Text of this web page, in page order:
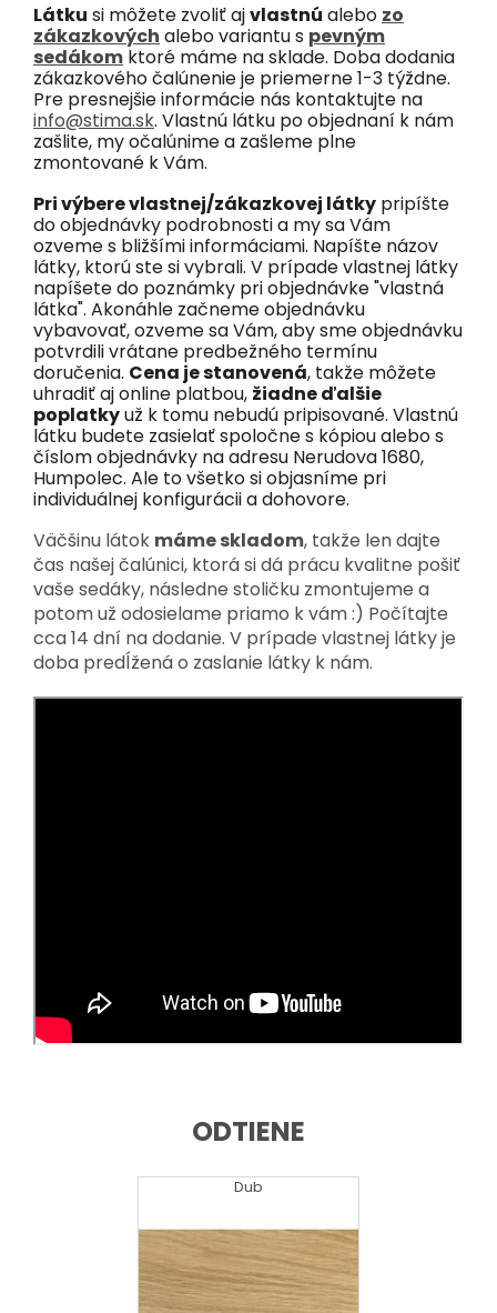
Látku si môžete zvoliť ajvlastnú alebo zo
zákazkových alebo variantu s pevným
sedákom ktoré máme na sklade. Doba dodania
zákazkového čalúnenie je priemerne 1-3 týždne.
Pre presnejšie informácie nás kontaktujte na
info@stima.sk. Vlastnú látku po objednaní k nám
zašlite, my očalúnime a zašleme plne
zmontované k Vám.
Pri výbere vlastnej/zákazkovej látky pripíšte
do objednávky podrobnosti a my sa Vám
ozveme s bližšími informáciami. Napíšte názov
látky, ktorú ste si vybrali. V prípade vlastnej látky
napíšete do poznámky pri objednávke "vlastná
látka". Akonáhle začneme objednávku
vybavovať, ozveme sa Vám, aby sme objednávku
potvrdili vrátane predbežného termínu
doručenia. Cena je stanovená, takže môžete
uhradiť aj online platbou, žiadne ďalšie
poplatkyuž k tomu nebudú pripisované. Vlastnú
látku budete zasielať spoločne s kópiou alebo s
číslom objednávky na adresu Nerudova 1680,
Humpolec. Ale to všetko si objasníme pri
individuálnej konfigurácii a dohovore.
Väčšinu látok máme skladom, takže len dajte
čas našej čalúnici, ktorá si dá prácu kvalitne pošiť
vaše sedáky, následne stoličku zmontujeme a
potom už odosielame priamo k vám :) Počítajte
cca 14 dní na dodanie. V prípade vlastnej látky je
doba predĺžená o zaslanie látky k nám.
ODTIENE
Dub